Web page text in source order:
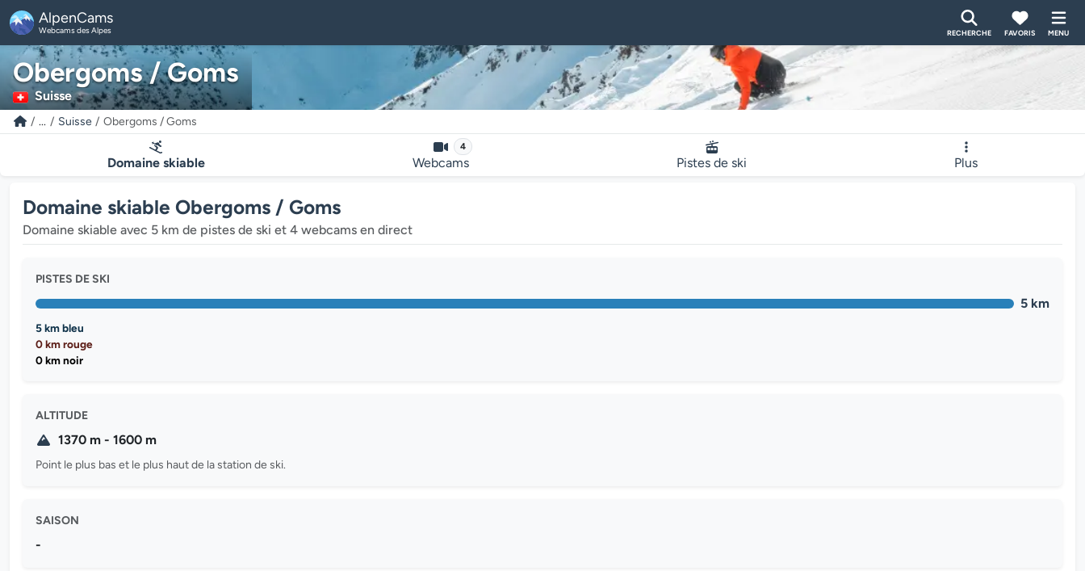
AlpenCams
Webcams des Alpes RECHERCHE FAVORIS MENU
Obergoms / Goms
Suisse
... Suisse Obergoms / Goms
Domaine skiable
4
Webcams Pistes de ski Plus
Domaine skiable Obergoms / Goms
Domaine skiable avec 5 km de pistes de ski et 4 webcams en direct
PISTES DE SKI
5 km
5 km bleu
0 km rouge
0 km noir
ALTITUDE
1370 m - 1600 m
Point le plus bas et le plus haut de la station de ski.
SAISON
-